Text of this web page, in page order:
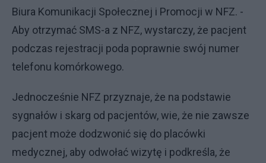
Biura Komunikacji Społecznej i Promocji w NFZ. -
Aby otrzymać SMS-a z NFZ, wystarczy, że pacjent
podczas rejestracji poda poprawnie swój numer
telefonu komórkowego.
Jednocześnie NFZ przyznaje, że na podstawie
sygnałów i skarg od pacjentów, wie, że nie zawsze
pacjent może dodzwonić się do placówki
medycznej, aby odwołać wizytę i podkreśla, że